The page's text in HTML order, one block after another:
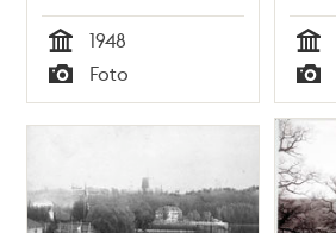
Tid
1948
Typ
Foto Tid
Typ